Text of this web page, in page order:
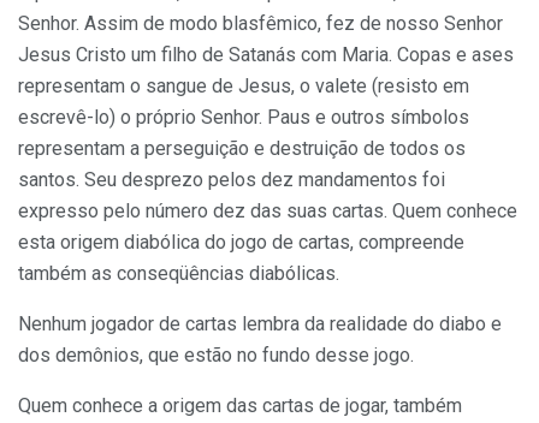
Senhor. Assim de modo blasfêmico, fez de nosso Senhor
Jesus Cristo um filho de Satanás com Maria. Copas e ases
representam o sangue de Jesus, o valete (resisto em
escrevê-lo) o próprio Senhor. Paus e outros símbolos
representam a perseguição e destruição de todos os
santos. Seu desprezo pelos dez mandamentos foi
expresso pelo número dez das suas cartas. Quem conhece
esta origem diabólica do jogo de cartas, compreende
também as conseqüências diabólicas.
Nenhum jogador de cartas lembra da realidade do diabo e
dos demônios, que estão no fundo desse jogo.
Quem conhece a origem das cartas de jogar, também